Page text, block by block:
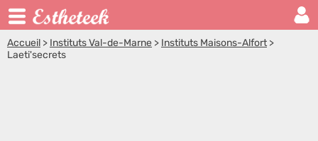
Accueil > Instituts Val-de-Marne > Instituts Maisons-Alfort>
Laeti'secrets